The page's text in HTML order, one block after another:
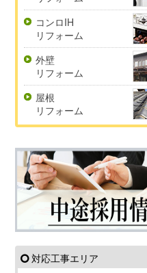
コンロIH
リフォーム
外壁
リフォーム
屋根
リフォーム
対応工事エリア